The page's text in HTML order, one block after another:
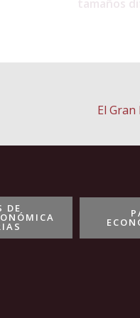
tamaños
El
DE